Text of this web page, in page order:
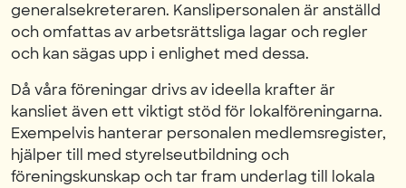
generalsekreteraren. Kanslipersonalen är anställd
och omfattas av arbetsrättsliga lagar och regler
och kan sägas upp i enlighet med dessa.
Då våra föreningar drivs av ideella krafter är
kansliet även ett viktigt stöd för lokalföreningarna.
Exempelvis hanterar personalen medlemsregister,
hjälper till med styrelseutbildning och
föreningskunskap och tar fram underlag till lokala